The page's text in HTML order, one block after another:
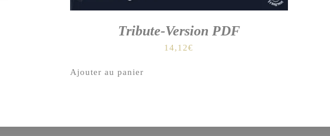
Tribute-Version PDF
14,12€
Ajouter au panier